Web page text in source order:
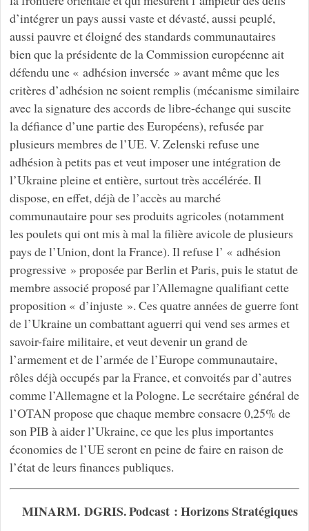
d’intégrer un pays aussi vaste et dévasté, aussi peuplé,
aussi pauvre et éloigné des standards communautaires
bien que la présidente de la Commission européenne ait
défendu une « adhésion inversée » avant même que les
critères d’adhésion ne soient remplis (mécanisme similaire
avec la signature des accords de libre-échange qui suscite
la défiance d’une partie des Européens), refusée par
plusieurs membres de l’UE. V. Zelenski refuse une
adhésion à petits pas et veut imposer une intégration de
l’Ukraine pleine et entière, surtout très accélérée. Il
dispose, en effet, déjà de l’accès au marché
communautaire pour ses produits agricoles (notamment
les poulets qui ont mis à mal la filière avicole de plusieurs
pays de l’Union, dont la France). Il refuse l’ « adhésion
progressive » proposée par Berlin et Paris, puis le statut de
membre associé proposé par l’Allemagne qualifiant cette
proposition « d’injuste ». Ces quatre années de guerre font
de l’Ukraine un combattant aguerri qui vend ses armes et
savoir-faire militaire, et veut devenir un grand de
l’armement et de l’armée de l’Europe communautaire,
rôles déjà occupés par la France, et convoités par d’autres
comme l’Allemagne et la Pologne. Le secrétaire général de
l’OTAN propose que chaque membre consacre 0,25% de
son PIB à aider l’Ukraine, ce que les plus importantes
économies de l’UE seront en peine de faire en raison de
l’état de leurs finances publiques.
MINARM. DGRIS. Podcast : Horizons Stratégiques